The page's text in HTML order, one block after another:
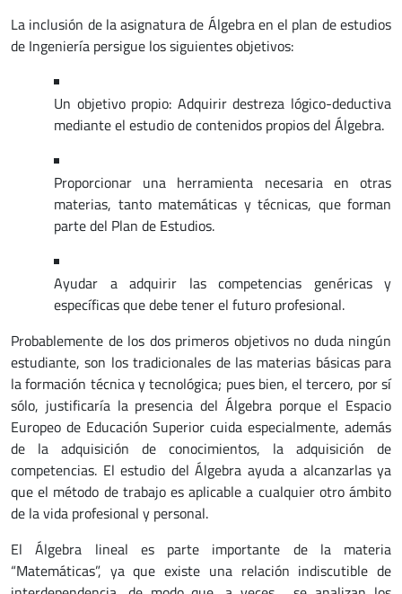
La inclusión de la asignatura de Álgebra en el plan de estudios
de Ingeniería persigue los siguientes objetivos:
Un objetivo propio: Adquirir destreza lógico-deductiva
mediante el estudio de contenidos propios del Álgebra.
Proporcionar una herramienta necesaria en otras
materias, tanto matemáticas y técnicas, que forman
parte del Plan de Estudios.
Ayudar a adquirir las competencias genéricas y
específicas que debe tener el futuro profesional.
Probablemente de los dos primeros objetivos no duda ningún
estudiante, son los tradicionales de las materias básicas para
la formación técnica y tecnológica; pues bien, el tercero, por sí
sólo, justificaría la presencia del Álgebra porque el Espacio
Europeo de Educación Superior cuida especialmente, además
de la adquisición de conocimientos, la adquisición de
competencias. El estudio del Álgebra ayuda a alcanzarlas ya
que el método de trabajo es aplicable a cualquier otro ámbito
de la vida profesional y personal.
El Álgebra lineal es parte importante de la materia
“Matemáticas”, ya que existe una relación indiscutible de